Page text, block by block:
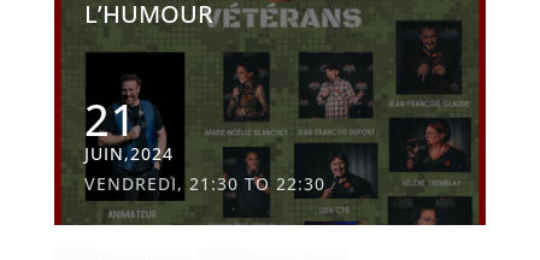
L’HUMOUR
21
JUIN,2024
VENDREDI, 21:30 TO 22:30